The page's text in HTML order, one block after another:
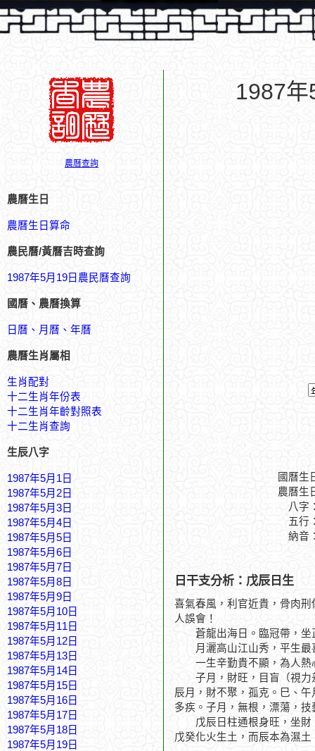
農曆查詢
農曆生日
農曆生日算命
農民曆/黃曆吉時查詢
1987年5月19日農民曆查詢
國曆、農曆換算
日曆、月曆、年曆
農曆生肖屬相
生肖配對
十二生肖年份表
十二生肖年齡對照表
十二生肖查詢
生辰八字
1987年5月1日
1987年5月2日
1987年5月3日
1987年5月4日
1987年5月5日
1987年5月6日
1987年5月7日
1987年5月8日
1987年5月9日
1987年5月10日
1987年5月11日
1987年5月12日
1987年5月13日
1987年5月14日
1987年5月15日
1987年5月16日
1987年5月17日
1987年5月18日
1987年5月19日
1987
國曆生
農曆生
八字
五行
納音
日干支分析：戊辰日生
喜氣春風，利官近貴，骨肉
人誤會！
蒼龍出海日。臨冠帶，坐
月灑高山江山秀，平生最
一生辛勤貴不顯，為人熱
子月，財旺，目盲（視力
辰月，財不聚，孤克。巳、
多疾。子月，無根，漂蕩，技
戊辰日柱通根身旺，坐財
戊癸化火生土，而辰本為濕